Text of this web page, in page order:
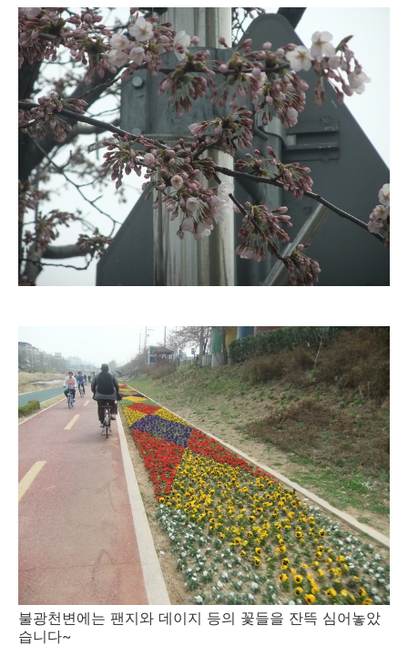
불광천변에는 팬지와 데이지 등의 꽃들을 잔뜩 심어놓았
습니다~